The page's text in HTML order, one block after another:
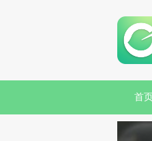
首页